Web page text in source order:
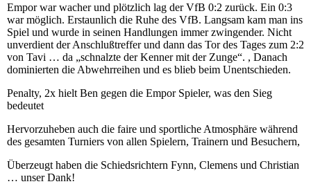
Empor war wacher und plötzlich lag der VfB 0:2 zurück. Ein 0:3
war möglich. Erstaunlich die Ruhe des VfB. Langsam kam man ins
Spiel und wurde in seinen Handlungen immer zwingender. Nicht
unverdient der Anschlußtreffer und dann das Tor des Tages zum 2:2
von Tavi … da „schnalzte der Kenner mit der Zunge“. , Danach
dominierten die Abwehrreihen und es blieb beim Unentschieden.
Penalty, 2x hielt Ben gegen die Empor Spieler, was den Sieg
bedeutet
Hervorzuheben auch die faire und sportliche Atmosphäre während
des gesamten Turniers von allen Spielern, Trainern und Besuchern,
Überzeugt haben die Schiedsrichtern Fynn, Clemens und Christian
… unser Dank!